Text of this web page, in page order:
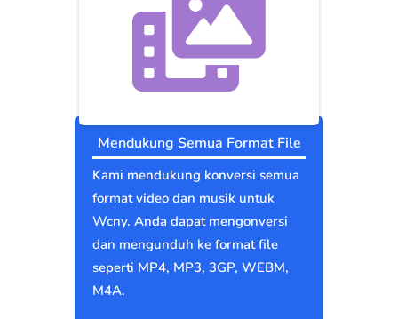
Mendukung Semua Format File
Kami mendukung konversi semua
format video dan musik untuk
Wcny. Anda dapat mengonversi
dan mengunduh ke format file
seperti MP4, MP3, 3GP, WEBM,
M4A.